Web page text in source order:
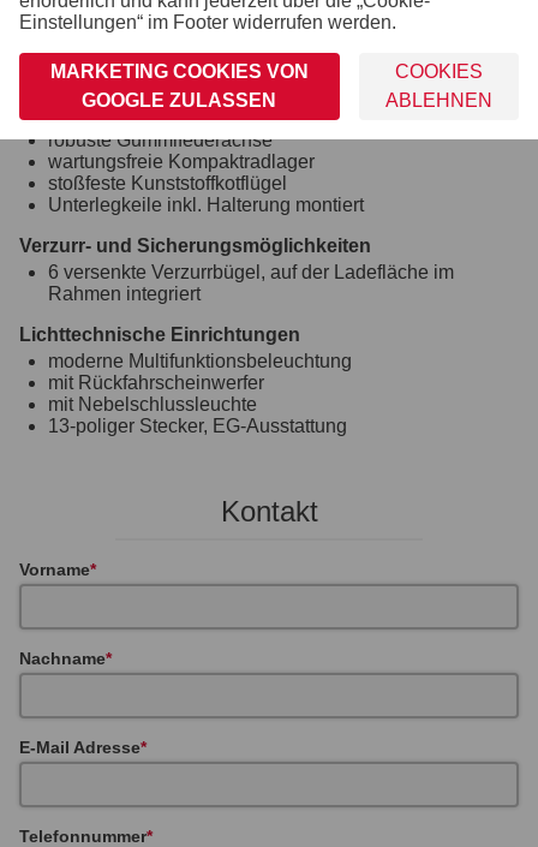
durchgängiger, rutschhemmender und wasserfester
Siebdruckholzboden
12 mm stark
Räder und Achsen
robuste Gummifederachse
wartungsfreie Kompaktradlager
stoßfeste Kunststoffkotflügel
Unterlegkeile inkl. Halterung montiert
Verzurr- und Sicherungsmöglichkeiten
6 versenkte Verzurrbügel, auf der Ladefläche im
Rahmen integriert
Lichttechnische Einrichtungen
moderne Multifunktionsbeleuchtung
mit Rückfahrscheinwerfer
mit Nebelschlussleuchte
13-poliger Stecker, EG-Ausstattung
Kontakt
Vorname
Nachname
E-Mail Adresse
Telefonnummer
Einstellungen“ im Footer widerrufen werden.
MARKETING COOKIES VON
GOOGLE ZULASSEN
COOKIES
ABLEHNEN